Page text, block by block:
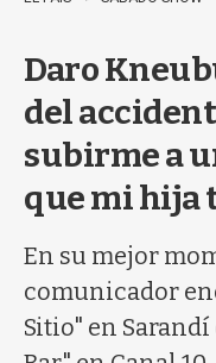
Daro
del
subirme a
que mi hija
En su mejor
comunicador
Sitio" en